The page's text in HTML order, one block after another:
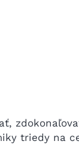
triedy na